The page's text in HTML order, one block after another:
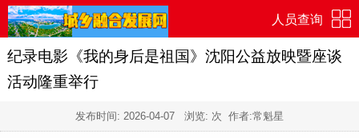
人员查询
纪录电影《我的身后是祖国》沈阳公益放映暨座谈
活动隆重举行
发布时间: 2026-04-07 浏览: 次 作者:常魁星